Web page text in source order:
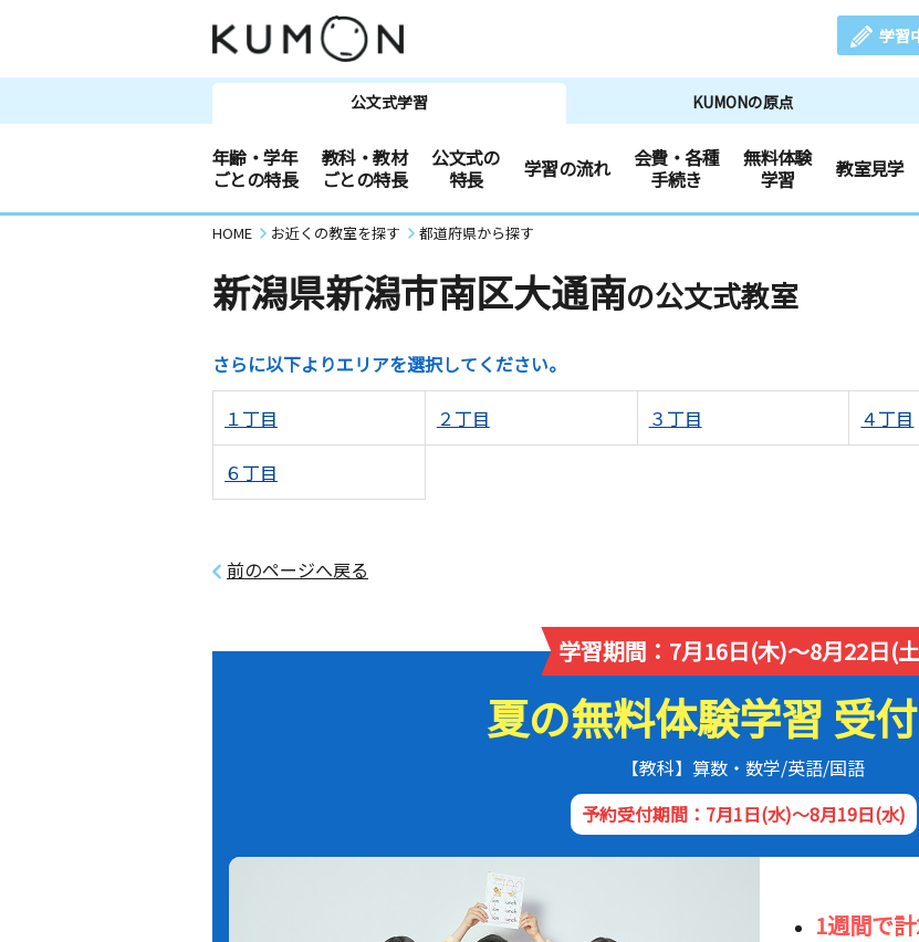
学習
公文式学習 KUMONの原点
年齢・学年
ごとの特長
教科・教材
ごとの特長
公文式の
特長
学習の流れ
会費・各種
手続き
無料体験
学習
教室見学
HOME お近くの教室を探す 都道府県から探す
新潟県新潟市南区大通南の公文式教室
さらに以下よりエリアを選択してください。
１丁目 ２丁目 ３丁目 ４丁目
６丁目
前のページへ戻る
学習期間：7月16日(木)～8月22日(
夏の無料体験学習 受付
【教科】算数・数学/英語/国語
予約受付期間：7月1日(水)～8月19日(水)
1週間で